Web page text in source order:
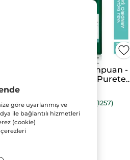
Arındırıcı Şampuan -
Yağlı Saçlar / Purete-
(1257)
göre uyarlanmış ve
ile bağlantılı hizmetleri
(cookie)
çerezleri